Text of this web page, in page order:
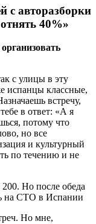
с авторазборки
40%»
с улицы в эту
испанцы классные,
встречу,
в ответ: «А я
потому что
но все
и культурный
по течению и не
Но мне,